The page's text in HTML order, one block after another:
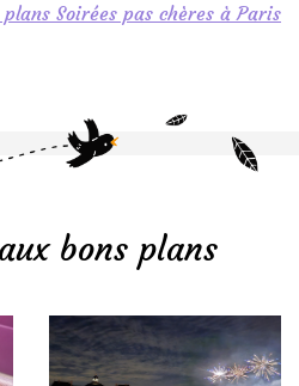
plans Soirées pas chères à Paris
bons plans